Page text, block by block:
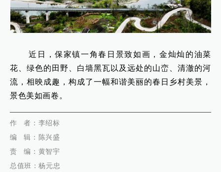
近日，保家镇一角春日景致如画，金灿灿的油菜
花、绿色的田野、白墙黑瓦以及远处的山峦、清澈的河
流，相映成趣，构成了一幅和谐美丽的春日乡村美景，
景色美如画卷。
代佳兴
作者：李绍标
编 辑：陈兴盛
责 编：黄智宇
总值班：杨元忠